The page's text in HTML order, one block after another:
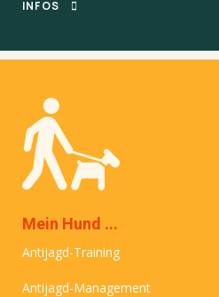
INFOS
Mein Hund ...
Antijagd-Training
Antijagd-Management